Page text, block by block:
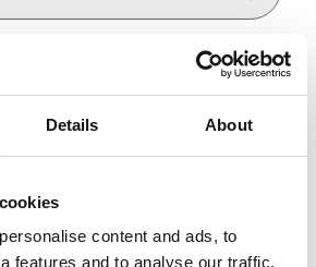
Details About
content and ads, to
features and to analyse our traffic.